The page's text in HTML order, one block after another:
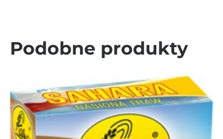
Podobne produkty